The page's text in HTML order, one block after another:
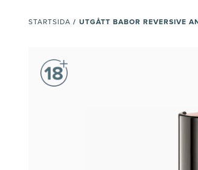
STARTSIDA / UTGÅTT BABOR REVERSIVE